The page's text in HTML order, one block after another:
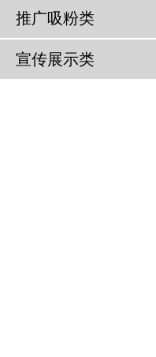
推广吸粉类
宣传展示类